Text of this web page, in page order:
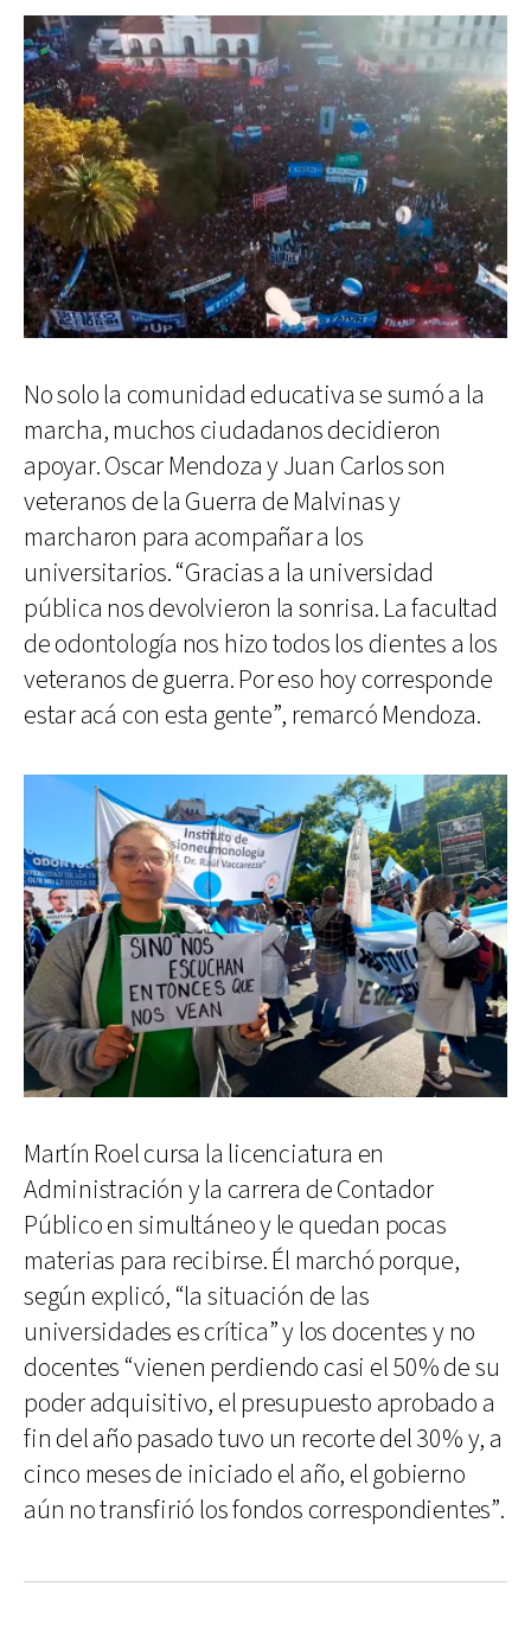
No solo la comunidad educativa se sumó a la
marcha, muchos ciudadanos decidieron
apoyar. Oscar Mendoza y Juan Carlos son
veteranos de la Guerra de Malvinas y
marcharon para acompañar a los
universitarios. “Gracias a la universidad
pública nos devolvieron la sonrisa. La facultad
de odontología nos hizo todos los dientes a los
veteranos de guerra. Por eso hoy corresponde
estar acá con esta gente”, remarcó Mendoza.
Martín Roel cursa la licenciatura en
Administración y la carrera de Contador
Público en simultáneo y le quedan pocas
materias para recibirse. Él marchó porque,
según explicó, “la situación de las
universidades es crítica” y los docentes y no
docentes “vienen perdiendo casi el 50% de su
poder adquisitivo, el presupuesto aprobado a
fin del año pasado tuvo un recorte del 30% y, a
cinco meses de iniciado el año, el gobierno
aún no transfirió los fondos correspondientes”.